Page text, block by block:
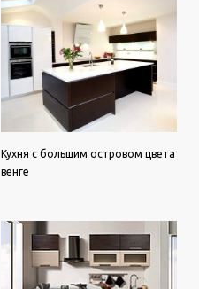
Кухня с большим островом цвета
венге